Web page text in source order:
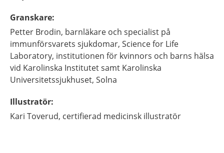
Granskare:
Petter Brodin, barnläkare och specialist på
immunförsvarets sjukdomar, Science for Life
Laboratory, institutionen för kvinnors och barns hälsa
vid Karolinska Institutet samt Karolinska
Universitetssjukhuset, Solna
Illustratör:
Kari Toverud, certifierad medicinsk illustratör